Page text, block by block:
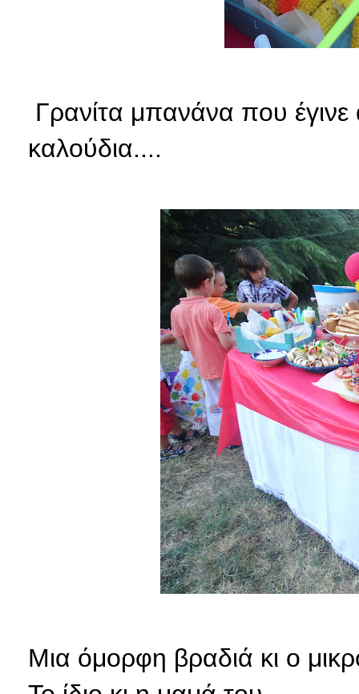
Γρανίτα μπανάνα που
καλούδια....
Μια όμορφη βραδιά κι ο